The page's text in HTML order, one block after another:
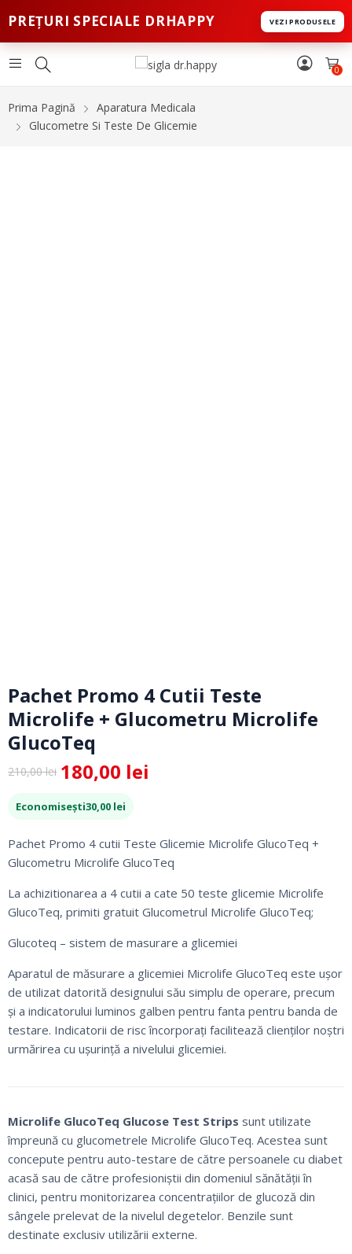
PREȚURI SPECIALE DRHAPPY VEZI PRODUSELE
0
Prima Pagină
Aparatura Medicala
Glucometre Si Teste De Glicemie
Pachet Promo 4 Cutii Teste
Microlife + Glucometru Microlife
GlucoTeq
210,00lei
Prețul
inițial
a
fost:
210,00 lei.
180,00 lei
Prețul
curent
este:
180,00 lei.
Economisești30,00 lei
Pachet Promo 4 cutii Teste Glicemie Microlife GlucoTeq +
Glucometru Microlife GlucoTeq
La achizitionarea a 4 cutii a cate 50 teste glicemie Microlife
GlucoTeq, primiti gratuit Glucometrul Microlife GlucoTeq;
Glucoteq – sistem de masurare a glicemiei
Aparatul de măsurare a glicemiei Microlife GlucoTeq este ușor
de utilizat datorită designului său simplu de operare, precum
și a indicatorului luminos galben pentru fanta pentru banda de
testare. Indicatorii de risc încorporați facilitează clienților noștri
urmărirea cu ușurință a nivelului glicemiei.
Microlife GlucoTeq Glucose Test Strips sunt utilizate
împreună cu glucometrele Microlife GlucoTeq. Acestea sunt
concepute pentru auto-testare de către persoanele cu diabet
acasă sau de către profesioniștii din domeniul sănătății în
clinici, pentru monitorizarea concentrațiilor de glucoză din
sângele prelevat de la nivelul degetelor. Benzile sunt
destinate exclusiv utilizării externe.